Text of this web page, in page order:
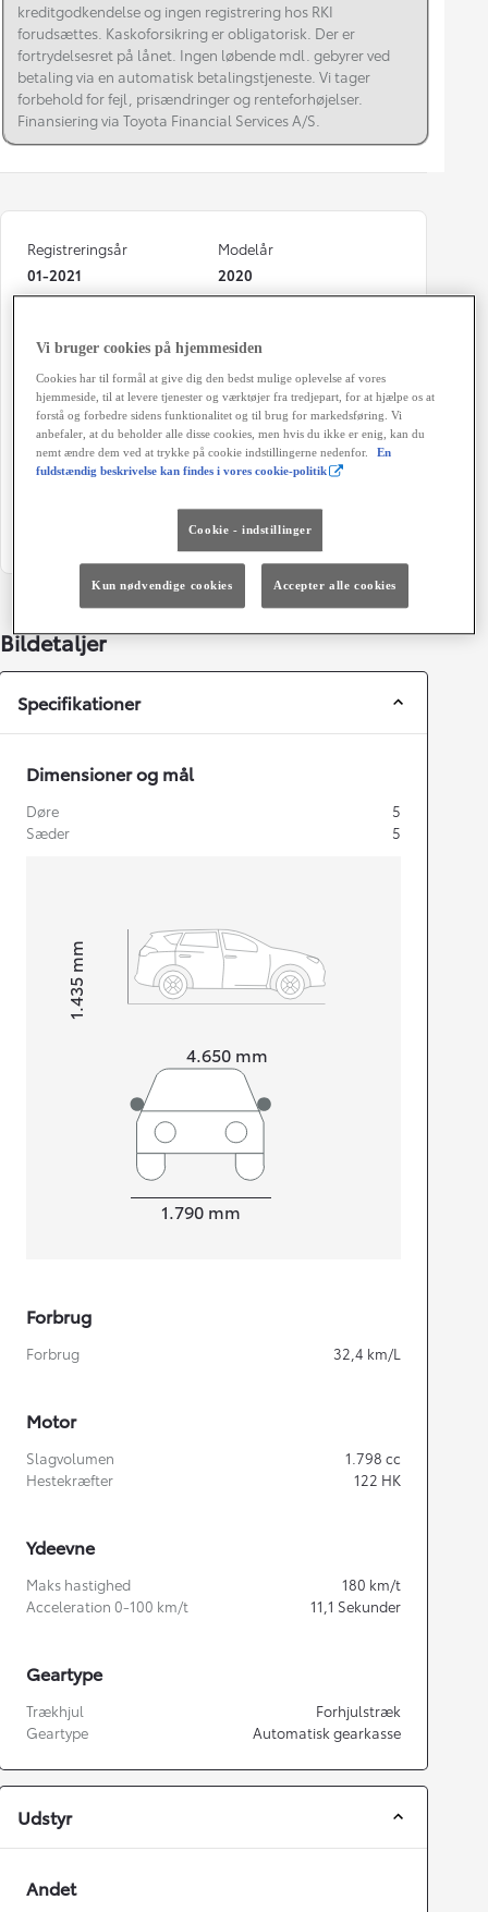
kreditgodkendelse og ingen registrering hos RKI
forudsættes. Kaskoforsikring er obligatorisk. Der er
fortrydelsesret på lånet. Ingen løbende mdl. gebyrer ved
betaling via en automatisk betalingstjeneste. Vi tager
forbehold for fejl, prisændringer og renteforhøjelser.
Finansiering via Toyota Financial Services A/S.
Registreringsår
01-2021
Modelår
2020
77.779 km
Hybrid Benzin
Karosseri
Stationcar
Hestekræfter
122 HK
Geartype
Automatisk gearkasse
Døre
5
Grøn ejerafgift (årligt)
1.280 kr.
Bildetaljer
Specifikationer
Dimensioner og mål
Døre
5
Sæder
5
4.650 mm
Højt1.435
mm
1.790 mm
Forbrug
Forbrug 32,4 km/L
Motor
Slagvolumen 1.798 cc
Hestekræfter
122 HK
Ydeevne
Maks hastighed 180 km/t
Acceleration 0-100 km/t
11,1 Sekunder
Geartype
Trækhjul
Forhjulstræk
Geartype
Automatisk gearkasse
Udstyr
Andet
Vi bruger cookies på hjemmesiden
Cookies har til formål at give dig den bedst mulige oplevelse af vores
hjemmeside, til at levere tjenester og værktøjer fra tredjepart, for at hjælpe os at
forstå og forbedre sidens funktionalitet og til brug for markedsføring. Vi
anbefaler, at du beholder alle disse cookies, men hvis du ikke er enig, kan du
nemt ændre dem ved at trykke på cookie indstillingerne nedenfor.
En
fuldstændig beskrivelse kan findes i vores cookie-politik
Cookie - indstillinger
Kun nødvendige cookies Accepter alle cookies